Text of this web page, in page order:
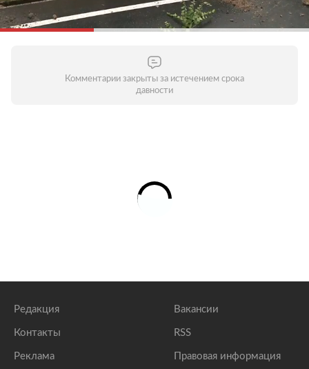
Комментарии закрыты за истечением срока
давности
Редакция
Контакты
Реклама
Вакансии
RSS
Правовая информация